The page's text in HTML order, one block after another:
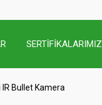
SERTİFİKALARIMIZ
IR Bullet Kamera